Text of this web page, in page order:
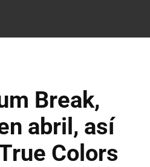
Break,
abril, así
Colors